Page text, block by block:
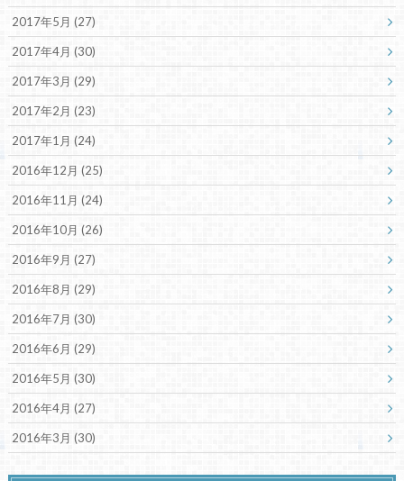
2017年5月 (27)
2017年4月 (30)
2017年3月 (29)
2017年2月 (23)
2017年1月 (24)
2016年12月 (25)
2016年11月 (24)
2016年10月 (26)
2016年9月 (27)
2016年8月 (29)
2016年7月 (30)
2016年6月 (29)
2016年5月 (30)
2016年4月 (27)
2016年3月 (30)